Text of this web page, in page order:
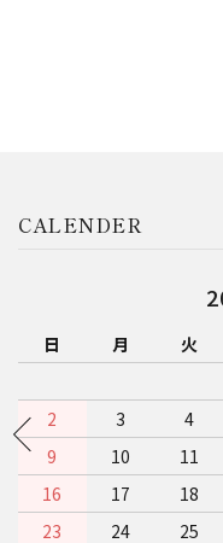
カテゴリー
CALENDER
日 月 火
2
3 4
9
10 11
16
17 18
23
24 25